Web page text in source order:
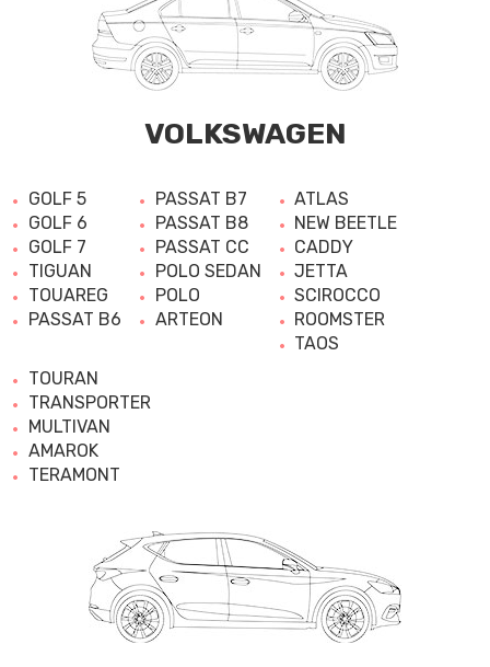
VOLKSWAGEN
GOLF 5
GOLF 6
GOLF 7
TIGUAN
TOUAREG
PASSAT B6
PASSAT B7
PASSAT B8
PASSAT CC
POLO SEDAN
POLO
ARTEON
ATLAS
NEW BEETLE
CADDY
JETTA
SCIROCCO
ROOMSTER
TAOS
TOURAN
TRANSPORTER
MULTIVAN
AMAROK
TERAMONT